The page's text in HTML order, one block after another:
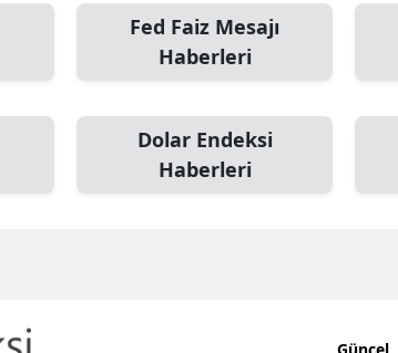
Fed Faiz Mesajı
Haberleri
Dolar Endeksi
Haberleri